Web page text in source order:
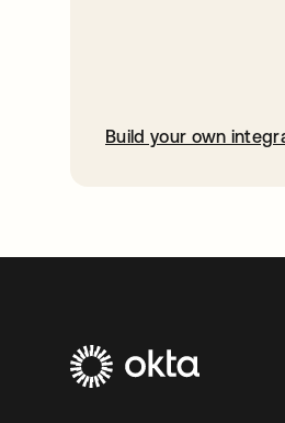
Build your own